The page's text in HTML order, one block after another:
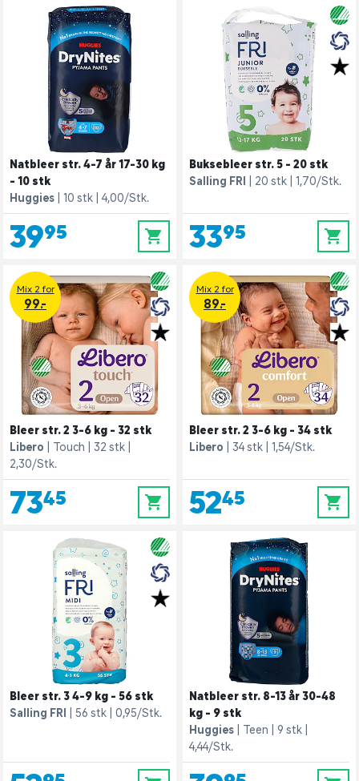
Natbleer str. 4-7 år 17-30 kg
- 10 stk
Huggies
10 stk 4,00/Stk.
39,95 0
Buksebleer str. 5 - 20 stk
Salling FRI
20 stk 1,70/Stk.
33,95 0
Mix 2 for
99.-
Bleer str. 2 3-6 kg - 32 stk
Libero
Touch
32 stk
2,30/Stk.
73,45 0
Mix 2 for
89.-
Bleer str. 2 3-6 kg - 34 stk
Libero
34 stk 1,54/Stk.
52,45 0
Bleer str. 3 4-9 kg - 56 stk
Salling FRI
56 stk 0,95/Stk.
Natbleer str. 8-13 år 30-48
kg - 9 stk
Huggies
Teen
9 stk
4,44/Stk.